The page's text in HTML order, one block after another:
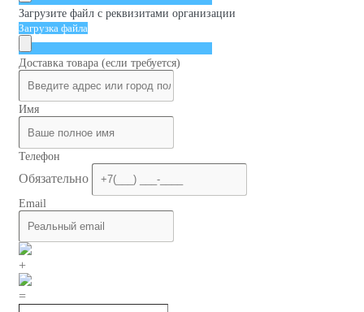
Загрузите файл с реквизитами организации
Загрузка файла
Доставка товара (если требуется)
Имя
Телефон
Обязательно
Email
+
=